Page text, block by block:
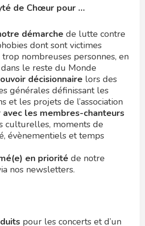
de Chœur pour …
démarche de lutte contre
dont sont victimes
nombreuses personnes, en
dans le reste du Monde
décisionnaire lors des
générales définissant les
et les projets de l’association
les membres-chanteurs
culturelles, moments de
évènementiels et temps
en priorité de notre
nos newsletters.
pour les concerts et d’un